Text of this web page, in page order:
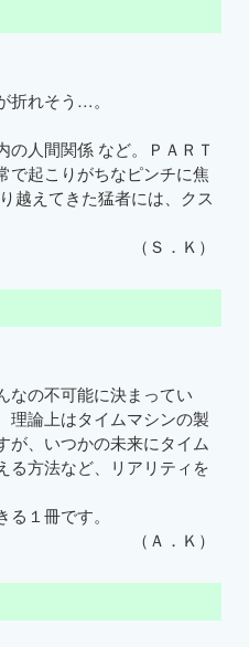
折れそう…。
人間関係 など。ＰＡＲＴ
で起こりがちなピンチに焦
越えてきた猛者には、クス
（Ｓ．Ｋ）
なの不可能に決まってい
理論上はタイムマシンの製
が、いつかの未来にタイム
る方法など、リアリティを
１冊です。
（Ａ．Ｋ）